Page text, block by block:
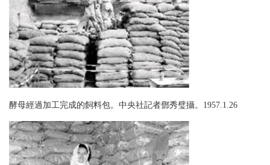
酵母經過加工完成的飼料包。中央社記者鄧秀璧攝。1957.1.26